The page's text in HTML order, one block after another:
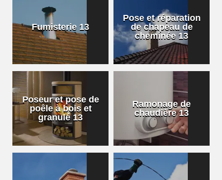
Fumisterie 13
Pose et réparation
de chapeau de
cheminée 13
Poseur et pose de
poêle à bois et
granulé 13
Ramonage de
chaudière 13